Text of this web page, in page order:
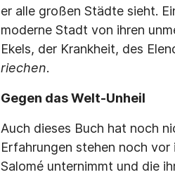
er alle großen Städte sieht.
moderne Stadt von ihren
Ekels, der Krankheit, des
riechen.
Gegen das Welt-Unheil
Auch dieses Buch hat noch
Erfahrungen stehen noch vor
Salomé unternimmt und die